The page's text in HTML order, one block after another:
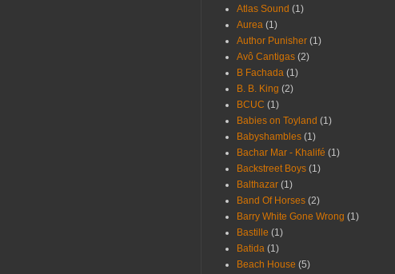
Atlas Sound (1)
Aurea (1)
Author Punisher (1)
Avô Cantigas (2)
B Fachada (1)
B. B. King (2)
BCUC (1)
Babies on Toyland (1)
Babyshambles (1)
Bachar Mar - Khalifé (1)
Backstreet Boys (1)
Balthazar (1)
Band Of Horses (2)
Barry White Gone Wrong (1)
Bastille (1)
Batida (1)
Beach House (5)